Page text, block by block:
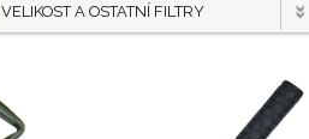
VELIKOST A OSTATNÍ FILTRY